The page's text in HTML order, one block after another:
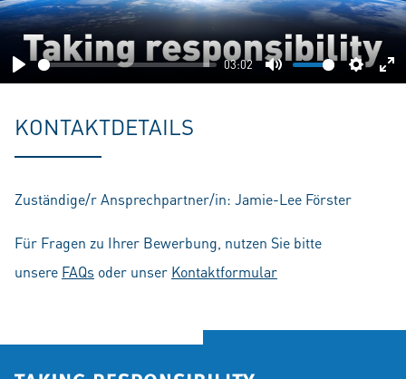
Play
03:02
Mute
KONTAKTDETAILS
Zuständige/r Ansprechpartner/in: Jamie-Lee Förster
Für Fragen zu Ihrer Bewerbung, nutzen Sie bitte
unsere FAQs oder unser Kontaktformular